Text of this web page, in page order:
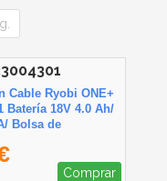
Cable Ryobi ONE+
Batería 18V 4.0 Ah/
Bolsa de
Comprar